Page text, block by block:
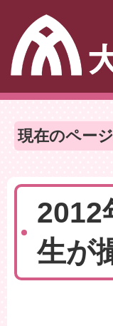
現在のページ
2012
生が